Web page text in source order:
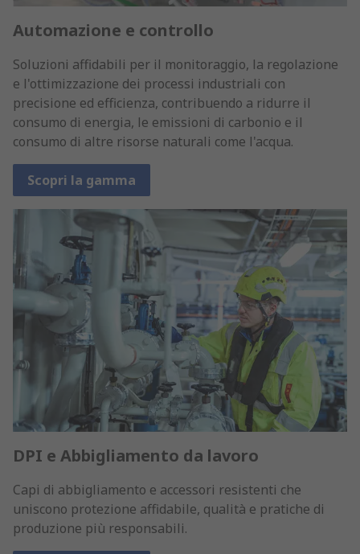
Automazione e controllo
Soluzioni affidabili per il monitoraggio, la regolazione
e l'ottimizzazione dei processi industriali con
precisione ed efficienza, contribuendo a ridurre il
consumo di energia, le emissioni di carbonio e il
consumo di altre risorse naturali come l'acqua.
Scopri la gamma
DPI e Abbigliamento da lavoro
Capi di abbigliamento e accessori resistenti che
uniscono protezione affidabile, qualità e pratiche di
produzione più responsabili.